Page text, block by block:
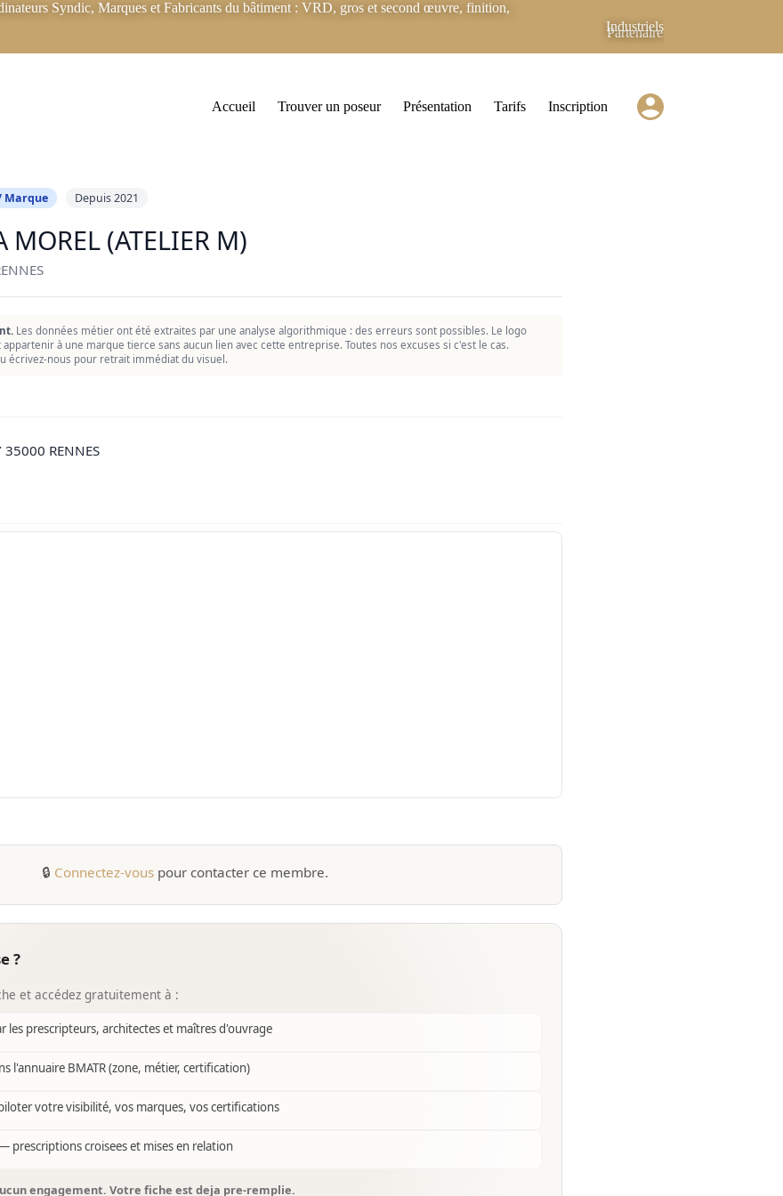
Syndic, Marques et Fabricants du bâtiment : VRD, gros et second œuvre, finition,
Industriels
Partenaires
Accueil Trouver un poseur Présentation Tarifs Inscription
Marque Depuis 2021
MOREL (ATELIER M)
Les données métier ont été extraites par une analyse algorithmique : des erreurs sont possibles. Le logo
à une marque tierce sans aucun lien avec cette entreprise. Toutes nos excuses si c'est le cas.
écrivez-nous pour retrait immédiat du visuel.
35000 RENNES
🔒 Connectez-vous pour contacter ce membre.
?
et accédez gratuitement à :
les prescripteurs, architectes et maîtres d'ouvrage
l'annuaire BMATR (zone, métier, certification)
votre visibilité, vos marques, vos certifications
prescriptions croisees et mises en relation
engagement. Votre fiche est deja pre-remplie.